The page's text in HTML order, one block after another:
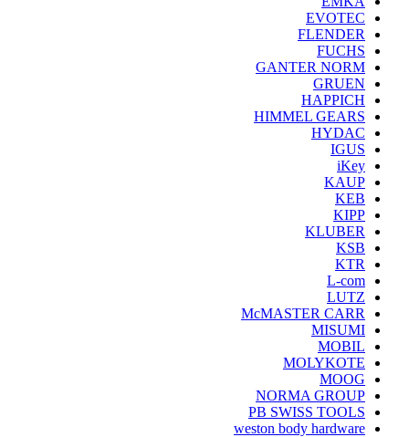
EVOTEC
FLENDER
FUCHS
GANTER NORM
GRUEN
HAPPICH
HIMMEL GEARS
HYDAC
IGUS
iKey
KAUP
KEB
KIPP
KLUBER
KSB
KTR
L-com
LUTZ
McMASTER CARR
MISUMI
MOBIL
MOLYKOTE
MOOG
NORMA GROUP
PB SWISS TOOLS
weston body hardware